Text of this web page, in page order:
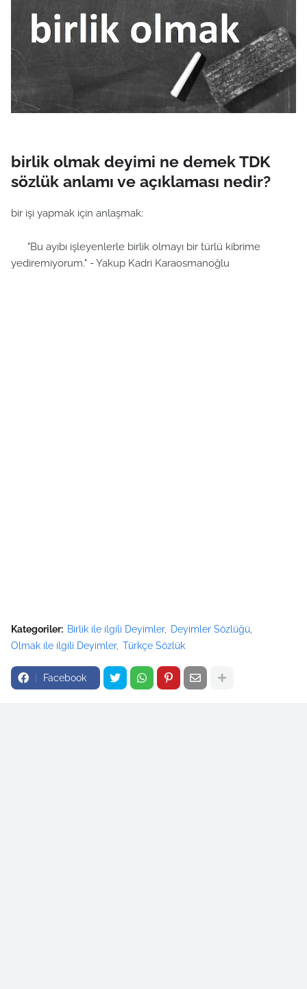
birlik olmak deyimi ne demek TDK
sözlük anlamı ve açıklaması nedir?
bir işi yapmak için anlaşmak:
"Bu ayıbı işleyenlerle birlik olmayı bir türlü kibrime
yediremiyorum." - Yakup Kadri Karaosmanoğlu
Kategoriler: Birlik ile ilgili Deyimler
Deyimler Sözlüğü
Olmak ile ilgili Deyimler Türkçe Sözlük
Facebook